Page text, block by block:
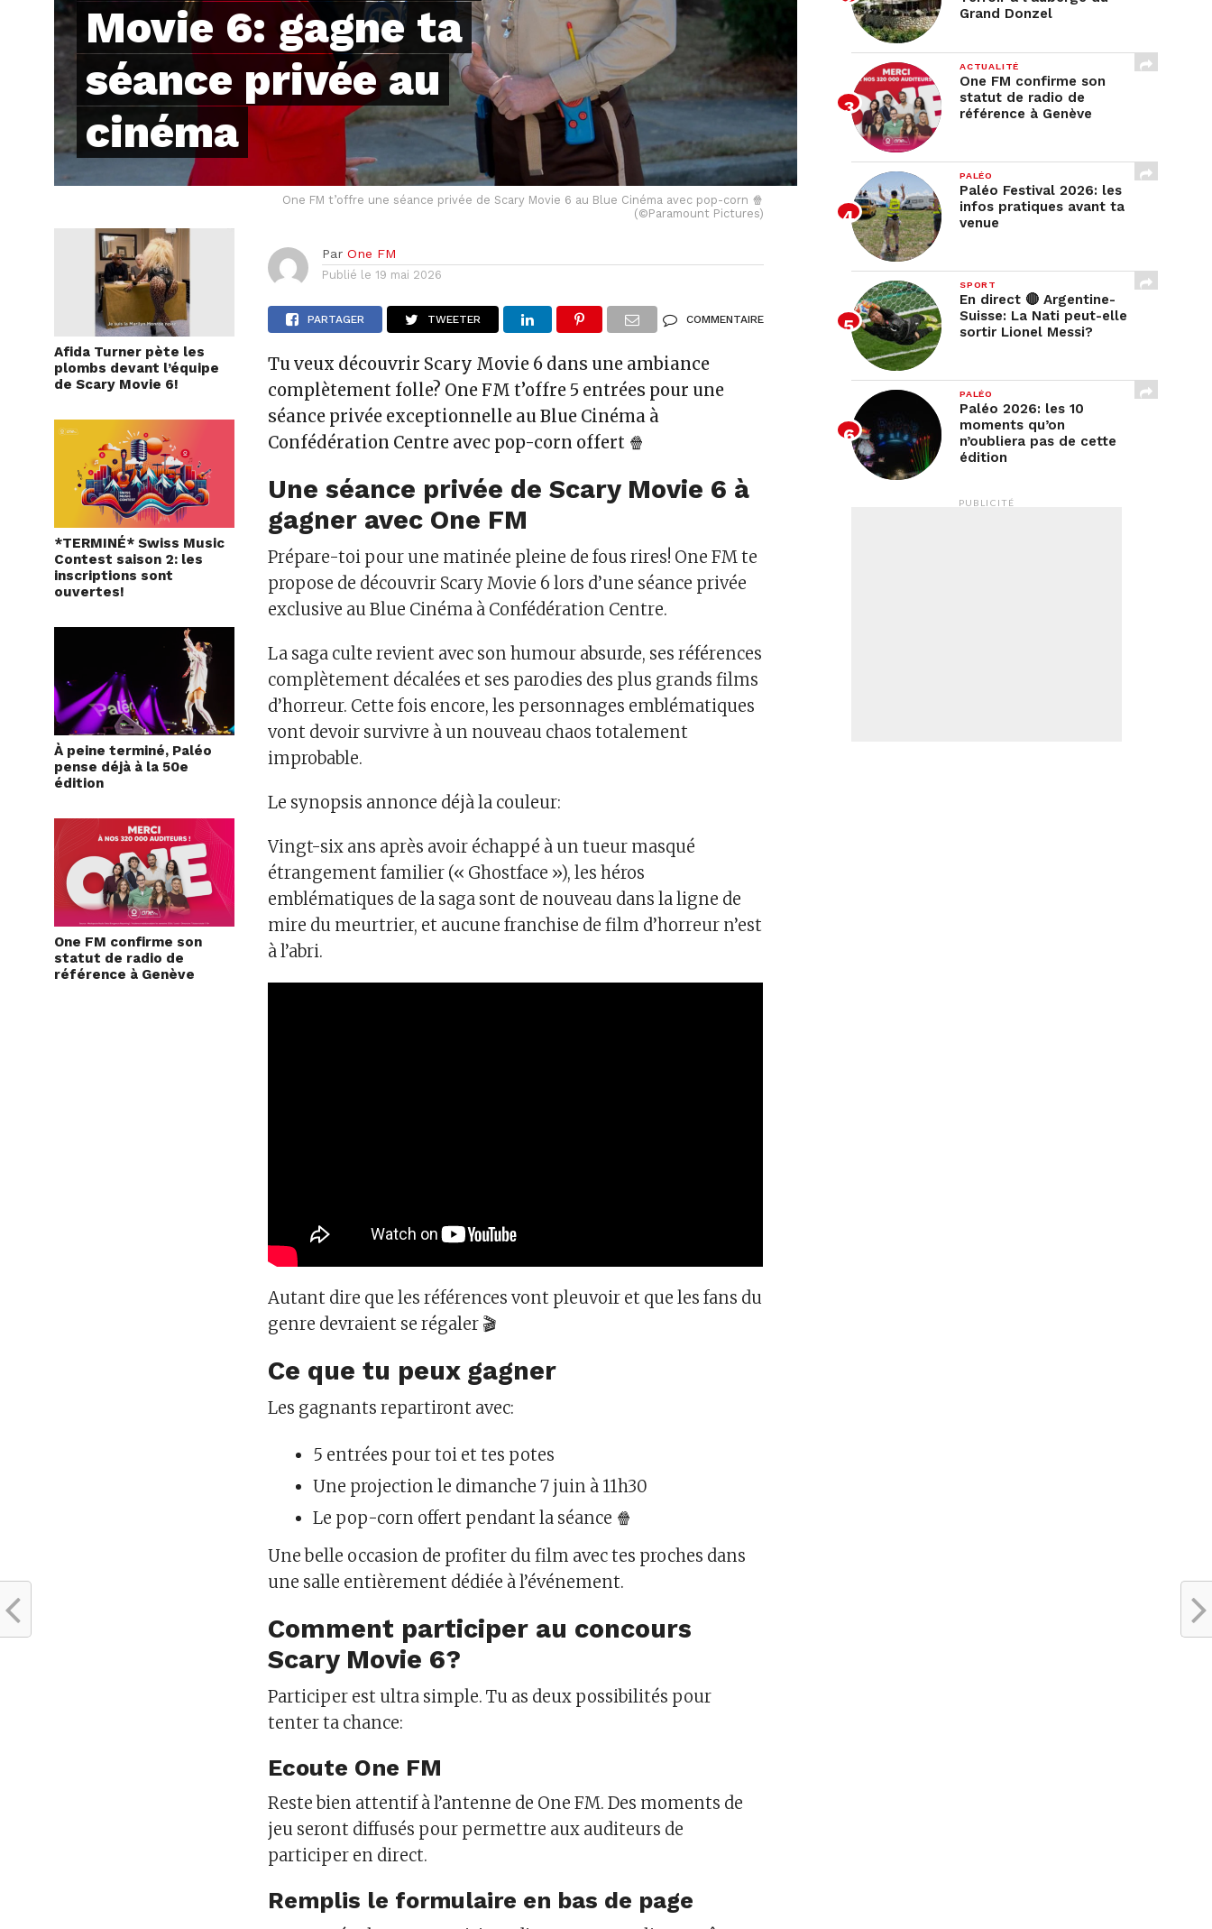
Movie 6: gagne ta
séance privée au
cinéma
Afida Turner pète les
plombs devant l’équipe
de Scary Movie 6!
*TERMINÉ* Swiss Music
Contest saison 2: les
inscriptions sont
ouvertes!
À peine terminé, Paléo
pense déjà à la 50e
édition
One FM confirme son
statut de radio de
référence à Genève
One FM t’offre une séance privée de Scary Movie 6 au Blue Cinéma avec pop-corn 🍿
(©Paramount Pictures)
Par One FM
Publié le 19 mai 2026
PARTAGER TWEETER COMMENTAIRE
Tu veux découvrir Scary Movie 6 dans une ambiance
complètement folle? One FM t’offre 5 entrées pour une
séance privée exceptionnelle au Blue Cinéma à
Confédération Centre avec pop-corn offert 🍿
Une séance privée de Scary Movie 6 à
gagner avec One FM
Prépare-toi pour une matinée pleine de fous rires! One FM te
propose de découvrir Scary Movie 6 lors d’une séance privée
exclusive au Blue Cinéma à Confédération Centre.
La saga culte revient avec son humour absurde, ses références
complètement décalées et ses parodies des plus grands films
d’horreur. Cette fois encore, les personnages emblématiques
vont devoir survivre à un nouveau chaos totalement
improbable.
Le synopsis annonce déjà la couleur:
Vingt-six ans après avoir échappé à un tueur masqué
étrangement familier (« Ghostface »), les héros
emblématiques de la saga sont de nouveau dans la ligne de
mire du meurtrier, et aucune franchise de film d’horreur n’est
à l’abri.
Autant dire que les références vont pleuvoir et que les fans du
genre devraient se régaler 🎬
Ce que tu peux gagner
Les gagnants repartiront avec:
5 entrées pour toi et tes potes
Une projection le dimanche 7 juin à 11h30
Le pop-corn offert pendant la séance 🍿
Une belle occasion de profiter du film avec tes proches dans
une salle entièrement dédiée à l’événement.
Comment participer au concours
Scary Movie 6?
Participer est ultra simple. Tu as deux possibilités pour
tenter ta chance:
Ecoute One FM
Reste bien attentif à l’antenne de One FM. Des moments de
jeu seront diffusés pour permettre aux auditeurs de
participer en direct.
Remplis le formulaire en bas de page
Grand Donzel
ACTUALITÉ
One FM confirme son
statut de radio de
référence à Genève
PALÉO
Paléo Festival 2026: les
infos pratiques avant ta
venue
SPORT
En direct 🔴 Argentine-
Suisse: La Nati peut-elle
sortir Lionel Messi?
PALÉO
Paléo 2026: les 10
moments qu’on
n’oubliera pas de cette
édition
PUBLICITÉ